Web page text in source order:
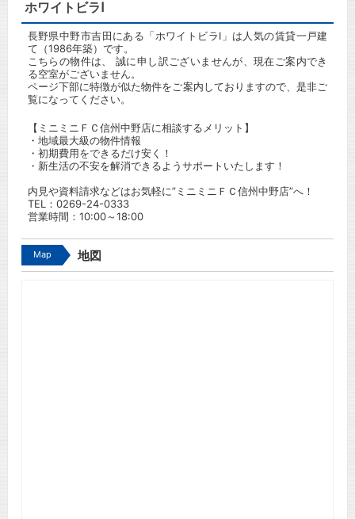
ホワイトビラⅠ
長野県中野市吉田にある「ホワイトビラⅠ」は人気の賃貸一戸建
て（1986年築）です。
こちらの物件は、 誠に申し訳ございませんが、現在ご案内でき
る空室がございません。
ページ下部に特徴が似た物件をご案内しておりますので、是非ご
覧になってください。
【ミニミニＦＣ信州中野店に相談するメリット】
・地域最大級の物件情報
・初期費用をできるだけ安く！
・新生活の不安を解消できるようサポートいたします！
内見や資料請求などはお気軽に”ミニミニＦＣ信州中野店”へ！
TEL： 0269-24-0333
営業時間：10:00～18:00
Map 地図